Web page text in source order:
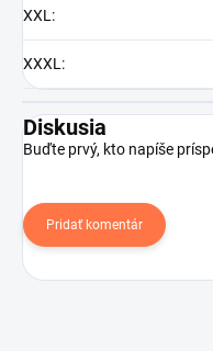
XXL:
XXXL:
Diskusia
Buďte prvý, kto napíše
Pridať komentár